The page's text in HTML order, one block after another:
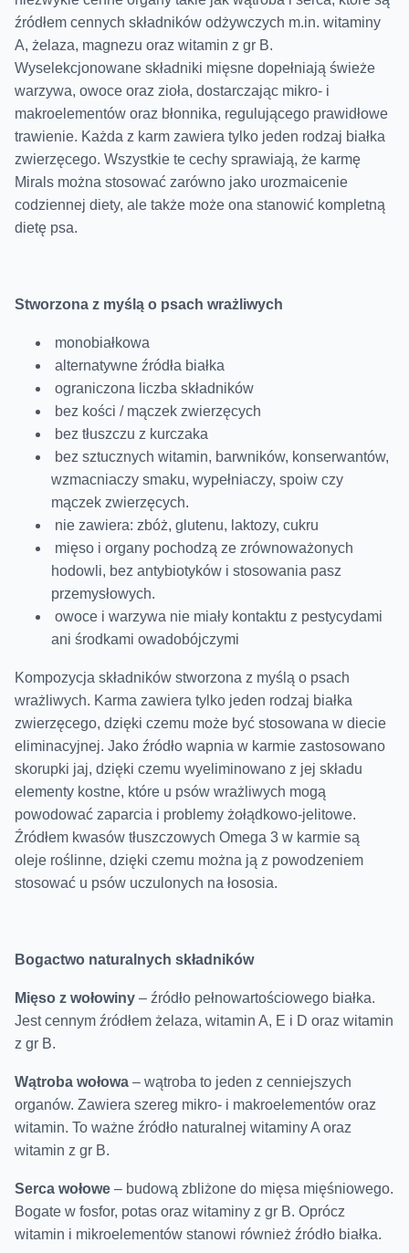
źródłem cennych składników odżywczych m.in. witaminy
A, żelaza, magnezu oraz witamin z gr B.
Wyselekcjonowane składniki mięsne dopełniają świeże
warzywa, owoce oraz zioła, dostarczając mikro- i
makroelementów oraz błonnika, regulującego prawidłowe
trawienie. Każda z karm zawiera tylko jeden rodzaj białka
zwierzęcego. Wszystkie te cechy sprawiają, że karmę
Mirals można stosować zarówno jako urozmaicenie
codziennej diety, ale także może ona stanowić kompletną
dietę psa.
Stworzona z myślą o psach wrażliwych
monobiałkowa
alternatywne źródła białka
ograniczona liczba składników
bez kości / mączek zwierzęcych
bez tłuszczu z kurczaka
bez sztucznych witamin, barwników, konserwantów,
wzmacniaczy smaku, wypełniaczy, spoiw czy
mączek zwierzęcych.
nie zawiera: zbóż, glutenu, laktozy, cukru
mięso i organy pochodzą ze zrównoważonych
hodowli, bez antybiotyków i stosowania pasz
przemysłowych.
owoce i warzywa nie miały kontaktu z pestycydami
ani środkami owadobójczymi
Kompozycja składników stworzona z myślą o psach
wrażliwych. Karma zawiera tylko jeden rodzaj białka
zwierzęcego, dzięki czemu może być stosowana w diecie
eliminacyjnej. Jako źródło wapnia w karmie zastosowano
skorupki jaj, dzięki czemu wyeliminowano z jej składu
elementy kostne, które u psów wrażliwych mogą
powodować zaparcia i problemy żołądkowo-jelitowe.
Źródłem kwasów tłuszczowych Omega 3 w karmie są
oleje roślinne, dzięki czemu można ją z powodzeniem
stosować u psów uczulonych na łososia.
Bogactwo naturalnych składników
Mięso z wołowiny – źródło pełnowartościowego białka.
Jest cennym źródłem żelaza, witamin A, E i D oraz witamin
z gr B.
Wątroba wołowa – wątroba to jeden z cenniejszych
organów. Zawiera szereg mikro- i makroelementów oraz
witamin. To ważne źródło naturalnej witaminy A oraz
witamin z gr B.
Serca wołowe – budową zbliżone do mięsa mięśniowego.
Bogate w fosfor, potas oraz witaminy z gr B. Oprócz
witamin i mikroelementów stanowi również źródło białka.